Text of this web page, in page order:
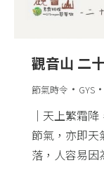
觀音山 二
節氣時令 GYS
｜天上繁霜
節氣，亦即天
落，人容易